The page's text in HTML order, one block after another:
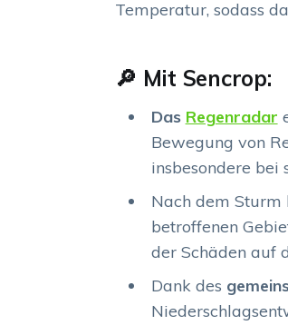
Temperatur, sodass
🔎 Mit Sencrop:
Das Regenradar
Bewegung von
insbesondere bei
Nach dem Sturm
betroffenen
der Schäden auf
Dank des